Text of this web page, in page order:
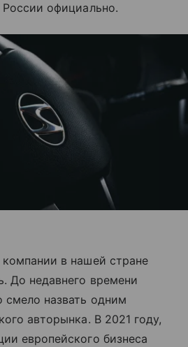
официально.
в нашей стране
До недавнего времени
назвать одним
авторынка. В 2021 году,
европейского бизнеса